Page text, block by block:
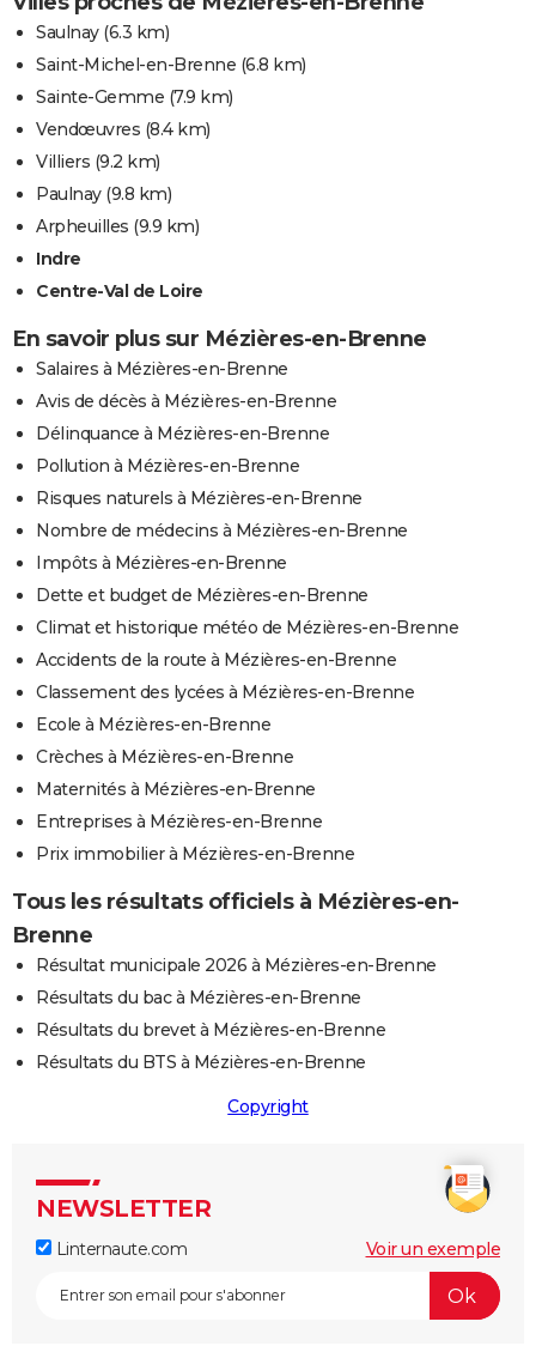
Saulnay(6.3 km)
Saint-Michel-en-Brenne (6.8 km)
Sainte-Gemme (7.9 km)
Vendœuvres (8.4 km)
Villiers (9.2 km)
Paulnay(9.8 km)
Arpheuilles (9.9 km)
Indre
Centre-Val de Loire
En savoir plus sur Mézières-en-Brenne
Salaires à Mézières-en-Brenne
Avis de décès à Mézières-en-Brenne
Délinquance à Mézières-en-Brenne
Pollution à Mézières-en-Brenne
Risques naturels à Mézières-en-Brenne
Nombre de médecins à Mézières-en-Brenne
Impôts à Mézières-en-Brenne
Dette et budget de Mézières-en-Brenne
Climat et historique météo de Mézières-en-Brenne
Accidents de la route à Mézières-en-Brenne
Classement des lycées à Mézières-en-Brenne
Ecole à Mézières-en-Brenne
Crèches à Mézières-en-Brenne
Maternités à Mézières-en-Brenne
Entreprises à Mézières-en-Brenne
Prix immobilier à Mézières-en-Brenne
Tous les résultats officiels à Mézières-en-
Brenne
Résultat municipale 2026 à Mézières-en-Brenne
Résultats du bac à Mézières-en-Brenne
Résultats du brevet à Mézières-en-Brenne
Résultats du BTS à Mézières-en-Brenne
Copyright
NEWSLETTER
Linternaute.com Voir un exemple